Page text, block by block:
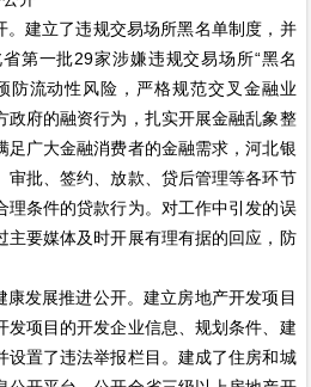
。建立了违规交易场所黑名单制度，并
第一批29家涉嫌违规交易场所“黑名
防流动性风险，严格规范交叉金融业
政府的融资行为，扎实开展金融乱象整
足广大金融消费者的金融需求，河北银
审批、签约、放款、贷后管理等各环节
理条件的贷款行为。对工作中引发的误
主要媒体及时开展有理有据的回应，防
发展推进公开。建立房地产开发项目
发项目的开发企业信息、规划条件、建
设置了违法举报栏目。建成了住房和城